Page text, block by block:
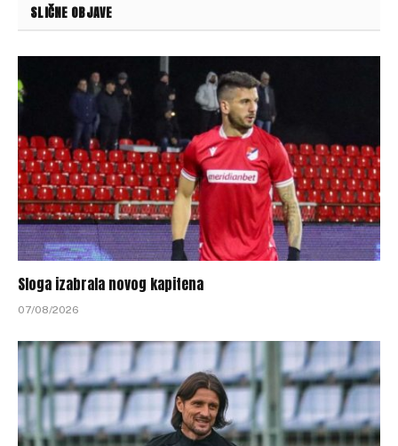
SLIČNE OBJAVE
Sloga izabrala novog kapitena
07/08/2026